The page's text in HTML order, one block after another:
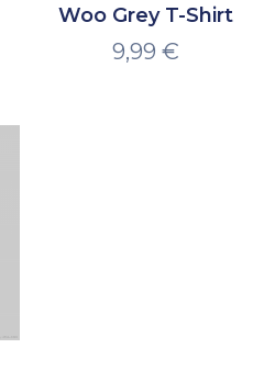
Woo Grey T-Shirt
9,99 €